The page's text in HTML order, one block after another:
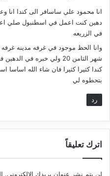
ل
انا محمود علي ساسافر الى كندا انا
دهين كنت اعمل في اسطنبول صلي
في الزريعه
شهر الثامن 20 ولي خبره في
كندا كثيرا كثيرا فان شاء الله اساسا
بتحطوه لي
رد
اترك تعليقاً
لن يتم نشر عنوان بريدك الإلكتروني.